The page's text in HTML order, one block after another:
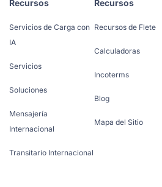
Recursos
Servicios de Carga con
IA
Servicios
Soluciones
Mensajería
Internacional
Transitario Internacional
Recursos
Recursos de Flete
Calculadoras
Incoterms
Blog
Mapa del Sitio